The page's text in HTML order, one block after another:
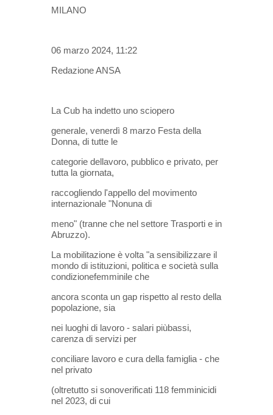
MILANO
06 marzo 2024, 11:22
Redazione ANSA
La Cub ha indetto uno sciopero
generale, venerdì 8 marzo Festa della
Donna, di tutte le
categorie dellavoro, pubblico e privato, per
tutta la giornata,
raccogliendo l'appello del movimento
internazionale "Nonuna di
meno" (tranne che nel settore Trasporti e in
Abruzzo).
La mobilitazione è volta "a sensibilizzare il
mondo di istituzioni, politica e società sulla
condizionefemminile che
ancora sconta un gap rispetto al resto della
popolazione, sia
nei luoghi di lavoro - salari piùbassi,
carenza di servizi per
conciliare lavoro e cura della famiglia - che
nel privato
(oltretutto si sonoverificati 118 femminicidi
nel 2023, di cui